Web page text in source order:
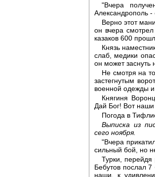
"Вчера
Александрополь -
Верно этот
он вчера
казаков 600
Князь
слаб, медики
он может заснуть
Не смотря на
застегнутым
военной одежды
Княгиня
Дай Бог! Вот наши
Погода в
Выписка из
сего ноября.
"Вчера
сильный бой, но
Турки, перейдя
Бебутов послал 7
наши, к